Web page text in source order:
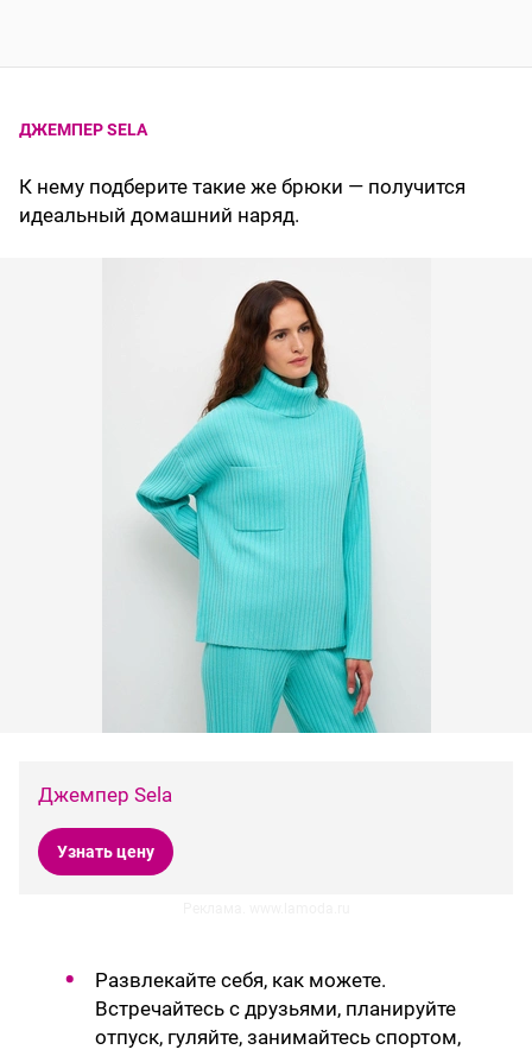
ДЖЕМПЕР SELA
К нему подберите такие же брюки — получится
идеальный домашний наряд.
Джемпер Sela
Узнать цену
Развлекайте себя, как можете.
Встречайтесь с друзьями, планируйте
отпуск, гуляйте, занимайтесь спортом,